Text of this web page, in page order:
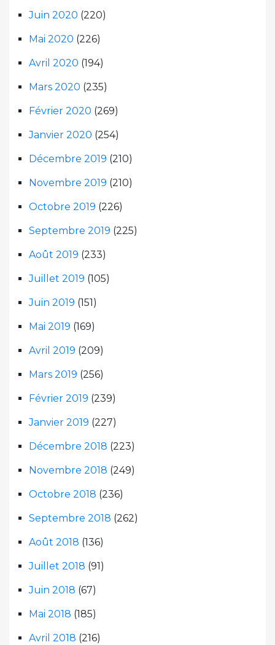
Juin 2020 (220)
Mai 2020 (226)
Avril 2020 (194)
Mars 2020 (235)
Février 2020 (269)
Janvier 2020 (254)
Décembre 2019 (210)
Novembre 2019 (210)
Octobre 2019 (226)
Septembre 2019 (225)
Août 2019 (233)
Juillet 2019 (105)
Juin 2019 (151)
Mai 2019 (169)
Avril 2019 (209)
Mars 2019 (256)
Février 2019 (239)
Janvier 2019 (227)
Décembre 2018 (223)
Novembre 2018 (249)
Octobre 2018 (236)
Septembre 2018 (262)
Août 2018 (136)
Juillet 2018 (91)
Juin 2018 (67)
Mai 2018 (185)
Avril 2018 (216)